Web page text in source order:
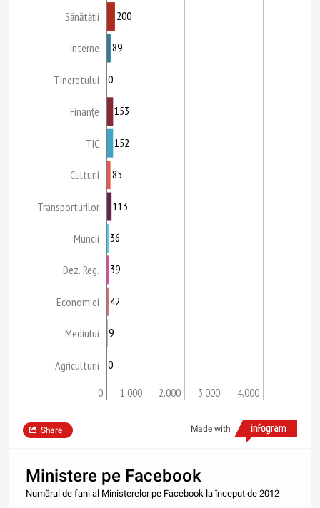
Sănătății
Interne
Tineretului
Finanțe
TIC
Culturii
Transporturilor
Muncii
Dez. Reg.
Economiei
Mediului
Agriculturii
0 1,000 2,000 3,000 4,000
200
89
0
153
152
85
113
36
39
42
9
0
Made with
Share
Ministere pe Facebook
Numărul de fani al Ministerelor pe Facebook la început de 2012